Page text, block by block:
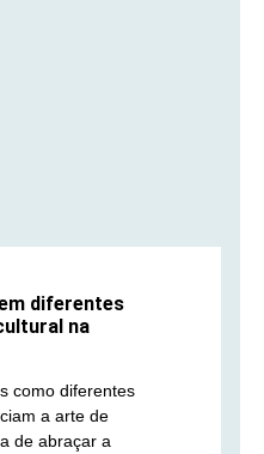
diferentes
na
como diferentes
a arte de
de abraçar a